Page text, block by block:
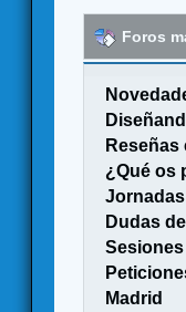
Foros
Reseñas
¿Qué os
Jornadas
Dudas
Madrid